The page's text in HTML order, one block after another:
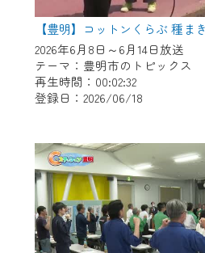
【豊明】コットンくらぶ 種まき
2026年6月8日～6月14日放送
テーマ：豊明市のトピックス
再生時間：00:02:32
登録日：2026/06/18
＜メンテナンス情報＞
CCNetWebTVのリニュー
ンテナンス作業を予定し
作業の間は、
テナンス中」になり、ご
ん。
ご不便をおかけいたしま
よろしくお願いいたしま